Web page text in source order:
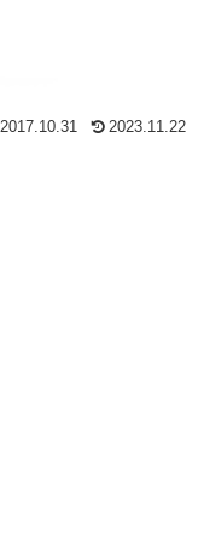
2017.10.31 2023.11.22